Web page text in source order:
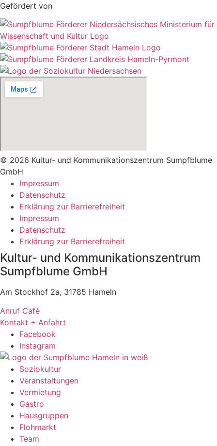
Gefördert von
© 2026 Kultur- und Kommunikationszentrum Sumpfblume
GmbH
Impressum
Datenschutz
Erklärung zur Barrierefreiheit
Impressum
Datenschutz
Erklärung zur Barrierefreiheit
Kultur- und Kommunikationszentrum
Sumpfblume GmbH
Am Stockhof 2a, 31785 Hameln
Anruf Café
Kontakt + Anfahrt
Facebook
Instagram
Soziokultur
Veranstaltungen
Vermietung
Gastro
Hausgruppen
Flohmarkt
Team